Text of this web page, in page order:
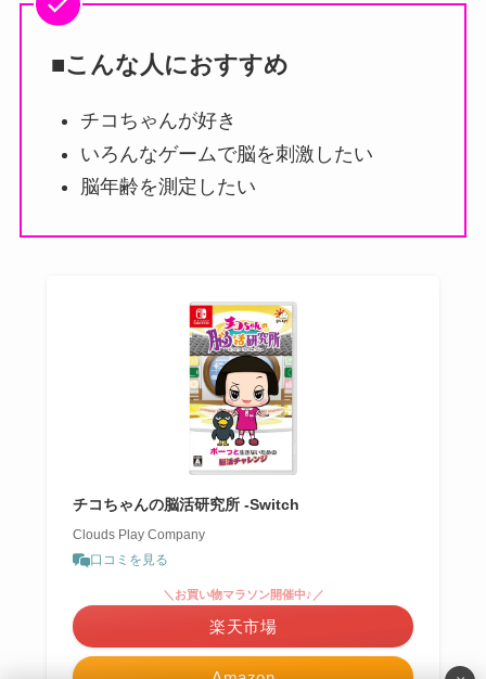
■こんな人におすすめ
チコちゃんが好き
いろんなゲームで脳を刺激したい
脳年齢を測定したい
チコちゃんの脳活研究所 -Switch
Clouds Play Company
口コミを見る
＼お買い物マラソン開催中♪／
楽天市場